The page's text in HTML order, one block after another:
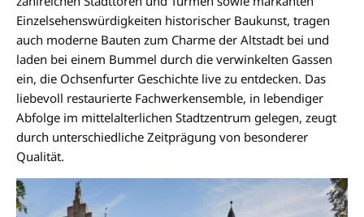
Einzelsehenswürdigkeiten historischer Baukunst, tragen
auch moderne Bauten zum Charme der Altstadt bei und
laden bei einem Bummel durch die verwinkelten Gassen
ein, die Ochsenfurter Geschichte live zu entdecken. Das
liebevoll restaurierte Fachwerkensemble, in lebendiger
Abfolge im mittelalterlichen Stadtzentrum gelegen, zeugt
durch unterschiedliche Zeitprägung von besonderer
Qualität.